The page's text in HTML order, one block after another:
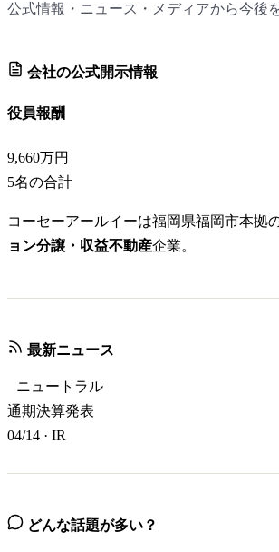
公式情報・ニュース・メディアから今後
会社の公式開示情報
役員報酬
9,660万円
5名の合計
コーセーアールイーは福岡県福岡市本拠
ョン分譲・収益不動産企業。
最新ニュース
ニュートラル
通期決算発表
04/14 · IR
どんな話題が多い？